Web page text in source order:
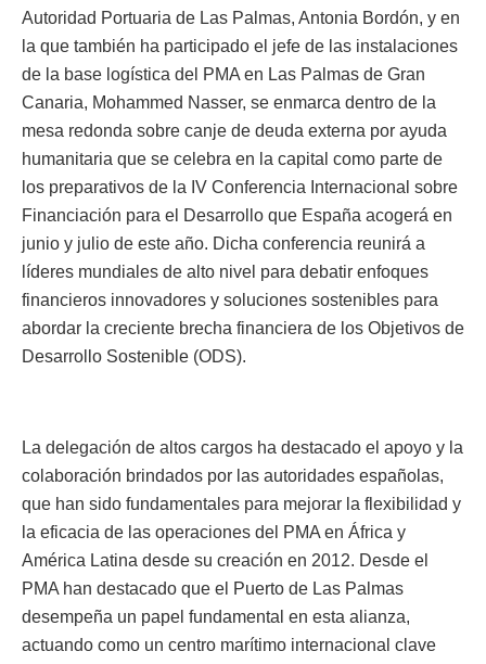
Autoridad Portuaria de Las Palmas, Antonia Bordón, y en
la que también ha participado el jefe de las instalaciones
de la base logística del PMA en Las Palmas de Gran
Canaria, Mohammed Nasser, se enmarca dentro de la
mesa redonda sobre canje de deuda externa por ayuda
humanitaria que se celebra en la capital como parte de
los preparativos de la IV Conferencia Internacional sobre
Financiación para el Desarrollo que España acogerá en
junio y julio de este año. Dicha conferencia reunirá a
líderes mundiales de alto nivel para debatir enfoques
financieros innovadores y soluciones sostenibles para
abordar la creciente brecha financiera de los Objetivos de
Desarrollo Sostenible (ODS).
La delegación de altos cargos ha destacado el apoyo y la
colaboración brindados por las autoridades españolas,
que han sido fundamentales para mejorar la flexibilidad y
la eficacia de las operaciones del PMA en África y
América Latina desde su creación en 2012. Desde el
PMA han destacado que el Puerto de Las Palmas
desempeña un papel fundamental en esta alianza,
actuando como un centro marítimo internacional clave